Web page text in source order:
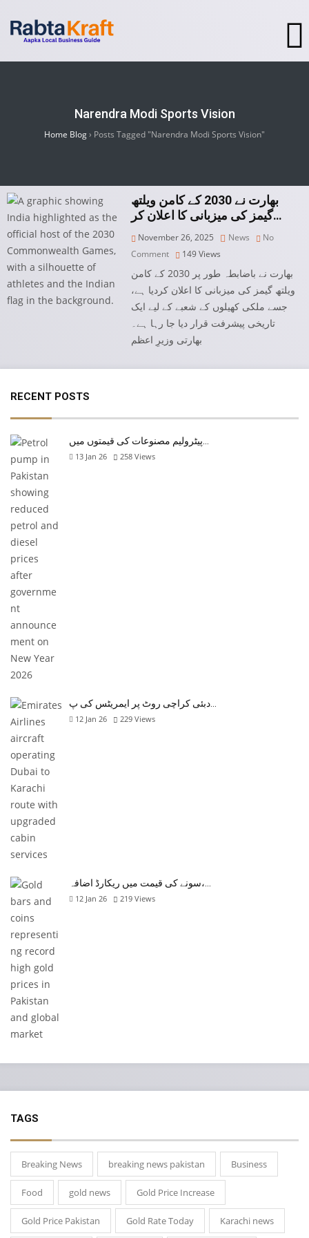
Narendra Modi Sports Vision
Home Blog› Posts Tagged "Narendra Modi Sports Vision"
بھارت نے 2030 کے کامن ویلتھ
گیمز کی میزبانی کا اعلان کر…
November 26, 2025 News
No
Comment
149Views
بھارت نے باضابطہ طور پر 2030 کے کامن
ویلتھ گیمز کی میزبانی کا اعلان کردیا ہے،
جسے ملکی کھیلوں کے شعبے کے لیے ایک
تاریخی پیشرفت قرار دیا جا رہا ہے۔
بھارتی وزیرِ اعظم
RECENT POSTS
13 Jan 26 258 Views
12 Jan 26 229 Views
سونے کی قیمت میں ریکارڈ اضافہ،…
12 Jan 26 219 Views
TAGS
Breaking News breaking news pakistan Business
Food gold news Gold Price Increase
Gold Price Pakistan Gold Rate Today Karachi news